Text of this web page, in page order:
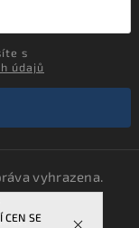
CEN SE
údajů
vyhrazena.